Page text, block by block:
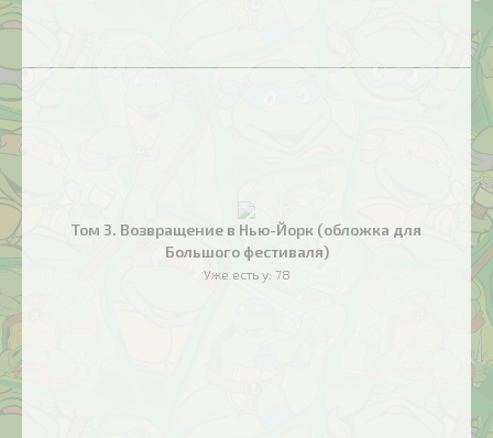
Том 3. Возвращение в Нью-Йорк (обложка для
Большого фестиваля)
Уже есть у: 78